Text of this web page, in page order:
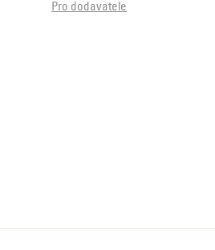
Pro dodavatele